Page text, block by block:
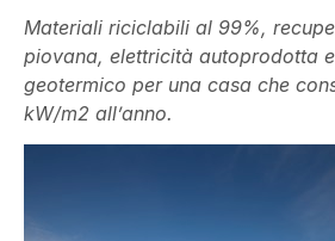
Materiali riciclabili al 99%,
piovana, elettricità autoprodotta
geotermico per una casa che
kW/m2 all’anno.